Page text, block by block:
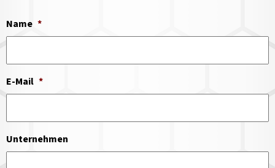
Name *
E-Mail *
Unternehmen